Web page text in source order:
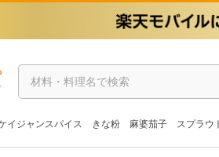
イジャンスパイス きな粉 麻婆茄子 スプラウ